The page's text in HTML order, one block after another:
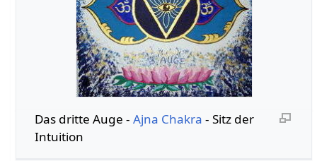
Das dritte Auge - Ajna Chakra - Sitz der
Intuition